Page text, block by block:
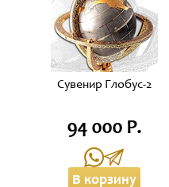
Сувенир Глобус-2
94 000 Р.
В корзину